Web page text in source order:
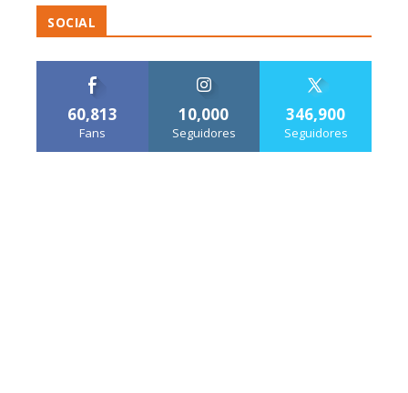
SOCIAL
60,813
Fans
10,000
Seguidores
346,900
Seguidores